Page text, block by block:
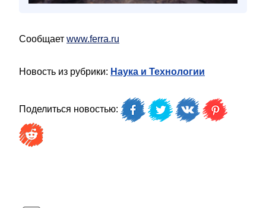
Сообщает www.ferra.ru
Новость из рубрики: Наука и Технологии
Поделиться новостью: